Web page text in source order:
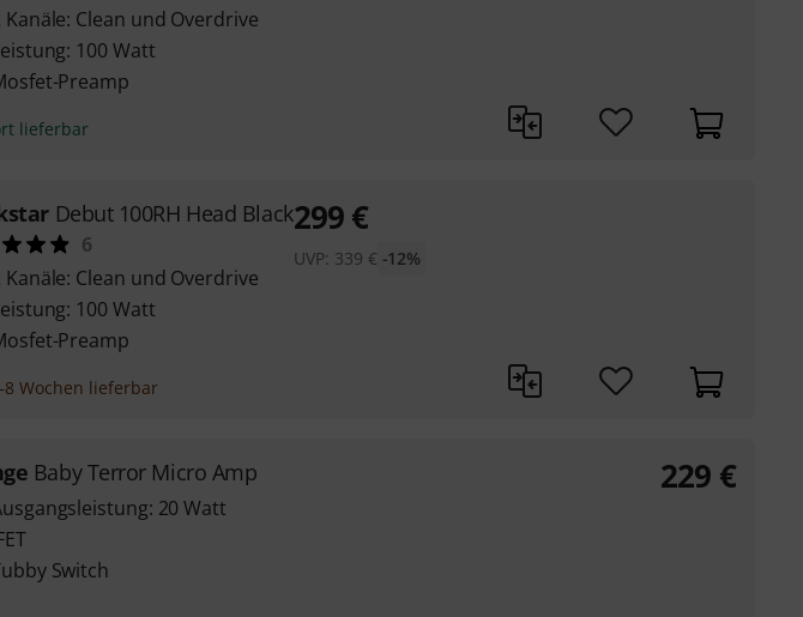
Kanäle: Clean und Overdrive
100 Watt
Preamp
lieferbar
Debut 100RH Head Black
6
Kanäle: Clean und Overdrive
100 Watt
Preamp
Wochen lieferbar
299€
UVP: 339 € -12%
Baby Terror Micro Amp
20 Watt
Switch
229 €